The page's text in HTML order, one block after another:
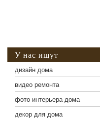
У нас ищут
дизайн дома
видео ремонта
фото интерьера дома
декор для дома